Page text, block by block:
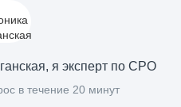
я эксперт по СРО
в течение 20 минут